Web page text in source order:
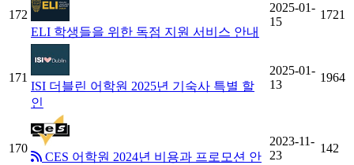
172
ELI 학생들을 위한 독점 지원 서비스 안내
2025-01-
15
1721
171
ISI 더블린 어학원 2025년 기숙사 특별 할
인
2025-01-
13
1964
170
CES 어학원 2024년 비용과 프로모션 안
2023-11-
23
142